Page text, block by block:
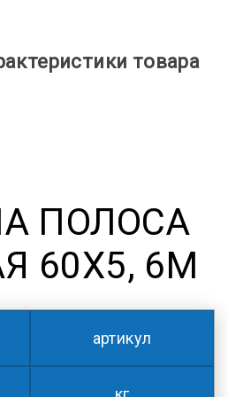
товара
ПОЛОСА
60Х5, 6М
артикул